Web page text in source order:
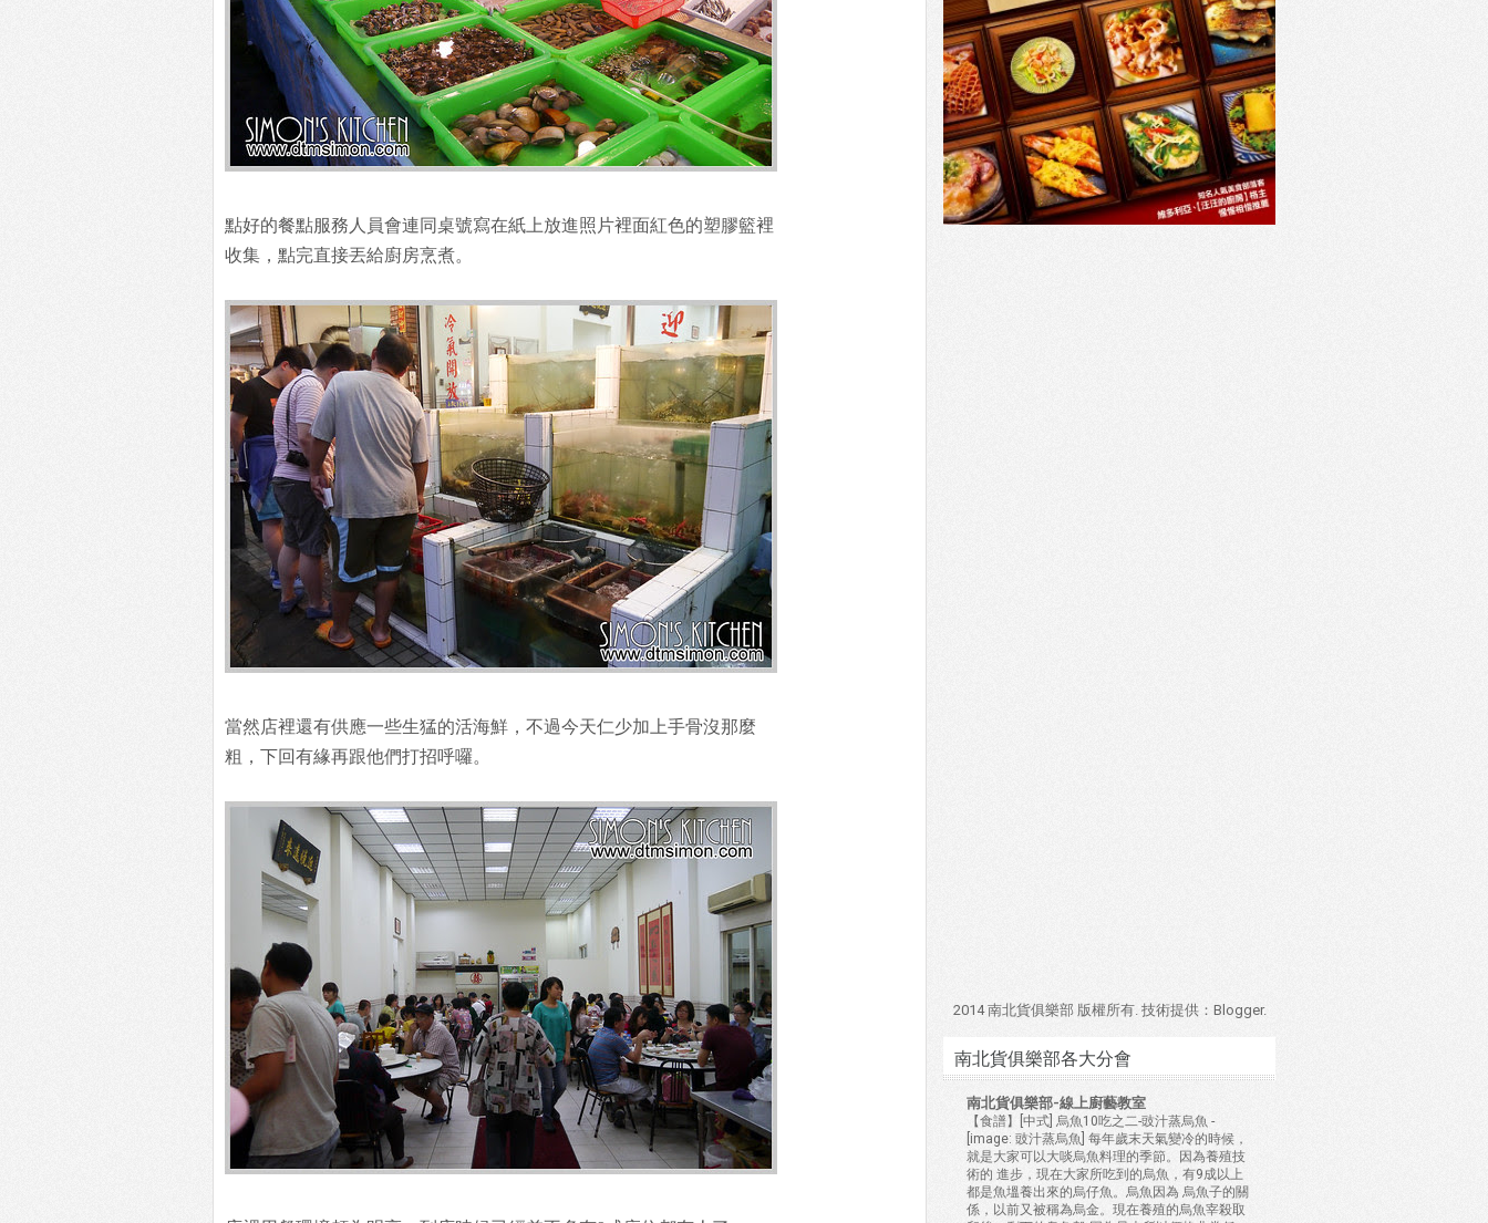
點好的餐點服務人員會連同桌號寫在紙上放進照片裡面紅色的塑膠籃裡
收集，點完直接丟給廚房烹煮。
當然店裡還有供應一些生猛的活海鮮，不過今天仁少加上手骨沒那麼
粗，下回有緣再跟他們打招呼囉。
2014 南北貨俱樂部 版權所有. 技術提供： Blogger.
南北貨俱樂部各大分會
南北貨俱樂部-線上廚藝教室
【食譜】[中式] 烏魚10吃之二-豉汁蒸烏魚 -
[image: 豉汁蒸烏魚] 每年歲末天氣變冷的時候，
就是大家可以大啖烏魚料理的季節。因為養殖技
術的 進步，現在大家所吃到的烏魚，有9成以上
都是魚塭養出來的烏仔魚。烏魚因為 烏魚子的關
係，以前又被稱為烏金。現在養殖的烏魚宰殺取